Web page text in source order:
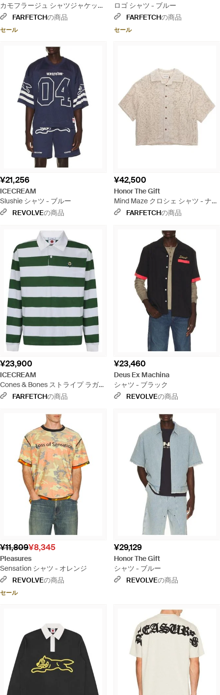
カモフラージュ シャツジャケット
- ナチュラル
FARFETCHの商品
セール
ロゴ シャツ - ブルー
FARFETCHの商品
セール
¥21,256
ICECREAM
Slushie シャツ - ブルー
REVOLVEの商品
¥42,500
Honor The Gift
Mind Maze クロシェ シャツ - ナチ
ュラルFARFETCHの商品
¥23,900
ICECREAM
Cones & Bones ストライプ ラガー
シャツ - グリーン
FARFETCHの商品
¥23,460
Deus Ex Machina
シャツ - ブラック
REVOLVEの商品
¥11,809¥8,345
Pleasures
Sensation シャツ - オレンジ
REVOLVEの商品
セール
¥29,129
Honor The Gift
シャツ - ブルー
REVOLVEの商品